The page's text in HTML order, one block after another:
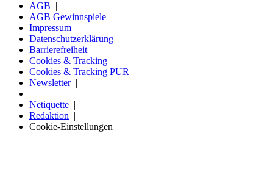
AGB
AGB Gewinnspiele
Impressum
Datenschutzerklärung
Barrierefreiheit
Cookies & Tracking
Cookies & Tracking PUR
Newsletter
Netiquette
Redaktion
Cookie-Einstellungen